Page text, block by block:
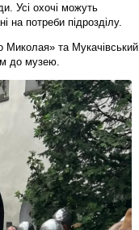
Усі охочі можуть
на потреби підрозділу.
Миколая» та Мукачівський
до музею.